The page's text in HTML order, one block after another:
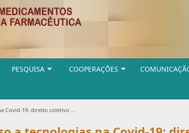
PESQUISA COOPERAÇÕES
- por JORGE BERMUDEZ e LUANA BERMUDEZ